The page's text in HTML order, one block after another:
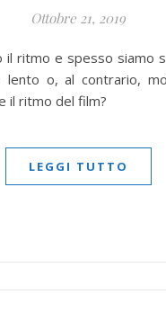
Ottobre 21, 2019
o, al contrario,
il ritmo del film?
LEGGI TUTTO